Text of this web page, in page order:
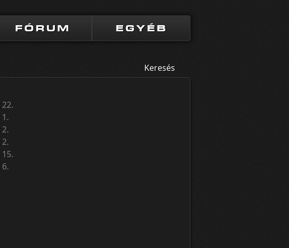
FÓRUM EGYÉB
Keresés
22.
1.
2.
2.
15.
6.